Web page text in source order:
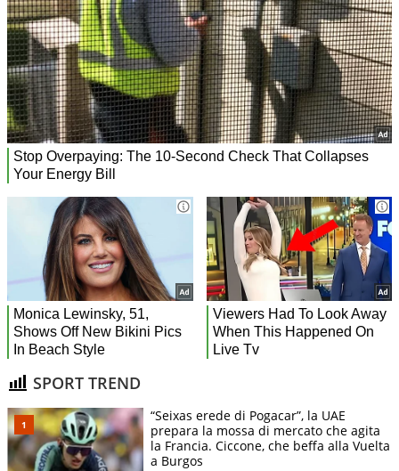
SPORT TREND
“Seixas erede di Pogacar”, la UAE
prepara la mossa di mercato che agita
la Francia. Ciccone, che beffa alla Vuelta
a Burgos